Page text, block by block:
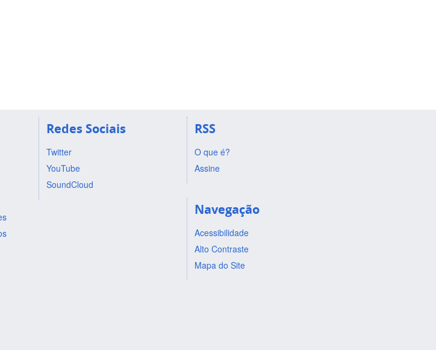
Redes Sociais
Twitter
YouTube
SoundCloud
RSS
O que é?
Assine
Navegação
Acessibilidade
Alto Contraste
Mapa do Site